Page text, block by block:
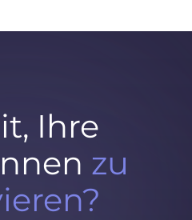
Screening.
Ihre
zu